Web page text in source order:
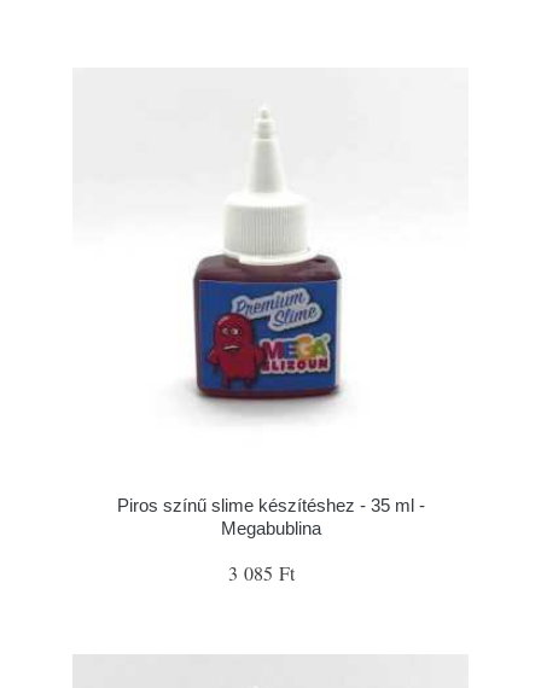
Piros színű slime készítéshez - 35 ml -
Megabublina
3 085 Ft